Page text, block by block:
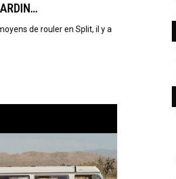
de rouler en Split, il y a